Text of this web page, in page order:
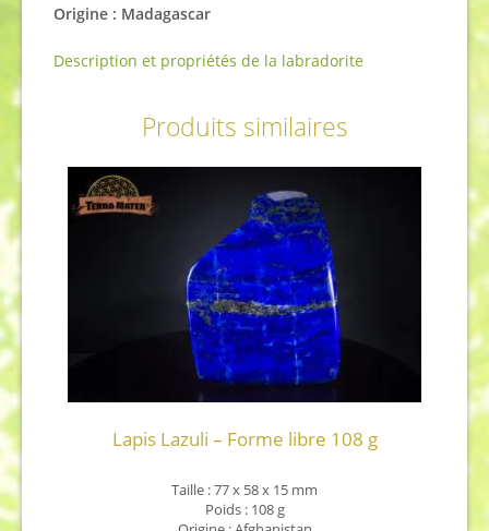
Origine : Madagascar
Description et propriétés de la labradorite
Produits similaires
Lapis Lazuli – Forme libre 108 g
Taille : 77 x 58 x 15 mm
Poids : 108 g